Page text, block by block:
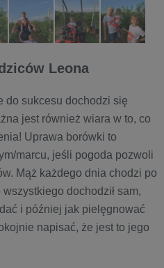
Leona
do sukcesu dochodzi się
jest również wiara w to, co
Uprawa borówki to
marcu, jeśli pogoda pozwoli
Mąż każdego dnia chodzi po
dochodził sam,
i później jak pielęgnować
napisać, że jest to jego